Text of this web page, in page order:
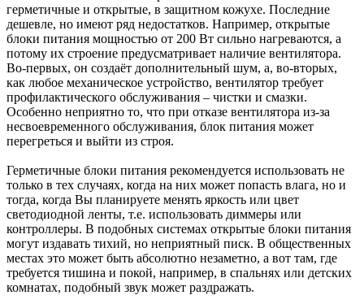
герметичные и открытые, в защитном кожухе. Последние
дешевле, но имеют ряд недостатков. Например, открытые
блоки питания мощностью от 200 Вт сильно нагреваются, а
потому их строение предусматривает наличие вентилятора.
Во-первых, он создаёт дополнительный шум, а, во-вторых,
как любое механическое устройство, вентилятор требует
профилактического обслуживания – чистки и смазки.
Особенно неприятно то, что при отказе вентилятора из-за
несвоевременного обслуживания, блок питания может
перегреться и выйти из строя.
Герметичные блоки питания рекомендуется использовать не
только в тех случаях, когда на них может попасть влага, но и
тогда, когда Вы планируете менять яркость или цвет
светодиодной ленты, т.е. использовать диммеры или
контроллеры. В подобных системах открытые блоки питания
могут издавать тихий, но неприятный писк. В общественных
местах это может быть абсолютно незаметно, а вот там, где
требуется тишина и покой, например, в спальнях или детских
комнатах, подобный звук может раздражать.